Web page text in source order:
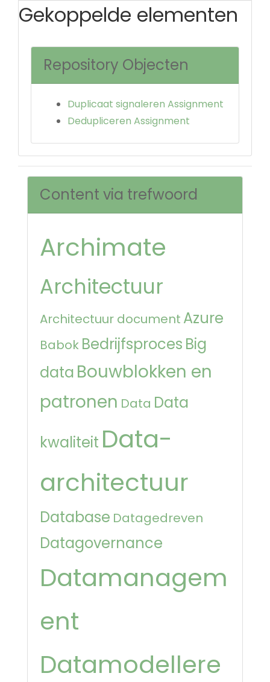
Gekoppelde elementen
Repository Objecten
Duplicaat signaleren Assignment
Dedupliceren Assignment
Content via trefwoord
Archimate
Architectuur
Architectuur document Azure
Babok Bedrijfsproces Big
data Bouwblokken en
patronen Data Data
kwaliteit Data-
architectuur
Database Datagedreven
Datagovernance
Datamanagem
ent
Datamodellere